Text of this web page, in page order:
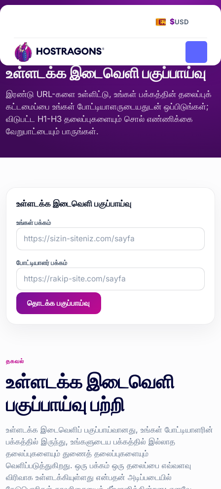
$USD
உள்ளடக்க இடைவெளி பகுப்பாய்வு
இரண்டு URL-களை உள்ளிட்டு, உங்கள் பக்கத்தின் தலைப்புக்
கட்டமைப்பை உங்கள் போட்டியாளருடையதுடன் ஒப்பிடுங்கள்;
விடுபட்ட H1-H3 தலைப்புகளையும் சொல் எண்ணிக்கை
வேறுபாட்டையும் பாருங்கள்.
உள்ளடக்க இடைவெளி பகுப்பாய்வு
உங்கள் பக்கம்
போட்டியாளர் பக்கம்
தொடக்க பகுப்பாய்வு
தகவல்
உள்ளடக்க இடைவெளி
பகுப்பாய்வு பற்றி
உள்ளடக்க இடைவெளிப் பகுப்பாய்வானது, உங்கள் போட்டியாளரின்
பக்கத்தில் இருந்து, உங்களுடைய பக்கத்தில் இல்லாத
தலைப்புகளையும் துணைத் தலைப்புகளையும்
வெளிப்படுத்துகிறது. ஒரு பக்கம் ஒரு தலைப்பை எவ்வளவு
விரிவாக உள்ளடக்கியுள்ளது என்பதன் அடிப்படையில்